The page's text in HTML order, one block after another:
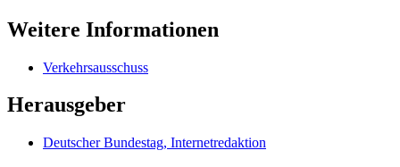
Weitere Informationen
Verkehrsausschuss
Herausgeber
Deutscher Bundestag, Internetredaktion